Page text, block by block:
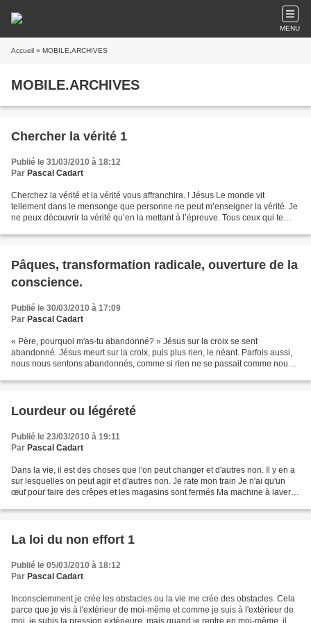
MENU
Accueil » MOBILE.ARCHIVES
MOBILE.ARCHIVES
Chercher la vérité 1
Publié le 31/03/2010 à 18:12
Par Pascal Cadart
Cherchez la vérité et la vérité vous affranchira. ! Jésus Le monde vit
tellement dans le mensonge que personne ne peut m’enseigner la vérité. Je
ne peux découvrir la vérité qu’en la mettant à l’épreuve. Tous ceux qui te
Pâques, transformation radicale, ouverture de la
conscience.
Publié le 30/03/2010 à 17:09
Par Pascal Cadart
« Père, pourquoi m'as-tu abandonné? » Jésus sur la croix se sent
abandonné. Jésus meurt sur la croix, puis plus rien, le néant. Parfois aussi,
nous nous sentons abandonnés, comme si rien ne se passait comme nous
Lourdeur ou légéreté
Publié le 23/03/2010 à 19:11
Par Pascal Cadart
Dans la vie, il est des choses que l'on peut changer et d'autres non. Il y en a
sur lesquelles on peut agir et d'autres non. Je rate mon train Je n'ai qu'un
œuf pour faire des crêpes et les magasins sont fermés Ma machine à laver
La loi du non effort 1
Publié le 05/03/2010 à 18:12
Par Pascal Cadart
Inconsciemment je crée les obstacles ou la vie me crée des obstacles. Cela
parce que je vis à l'extérieur de moi-même et comme je suis à l'extérieur de
moi, je subis la pression extérieure, mais quand je rentre en moi-même, il n'y